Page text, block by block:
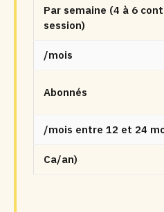
Par semaine (4 à 6
session)
/mois
Abonnés
/mois entre 12 et 24
Ca/an)